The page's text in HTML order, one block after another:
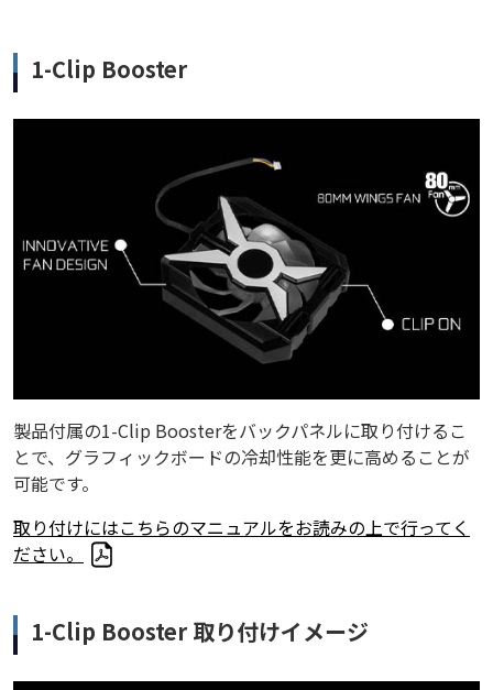
1-Clip Booster
製品付属の1-Clip Boosterをバックパネルに取り付けるこ
とで、グラフィックボードの冷却性能を更に高めることが
可能です。
取り付けにはこちらのマニュアルをお読みの上で行ってく
ださい。
1-Clip Booster 取り付けイメージ